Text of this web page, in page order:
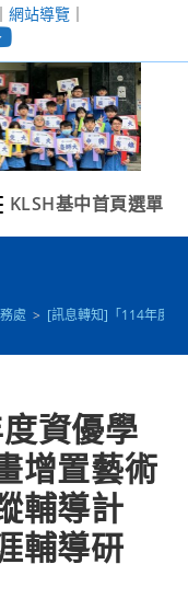
網站導覽｜
KLSH基中首頁選單
處 > [訊息轉知]「114年度
資優學
增置藝術
輔導計
輔導研